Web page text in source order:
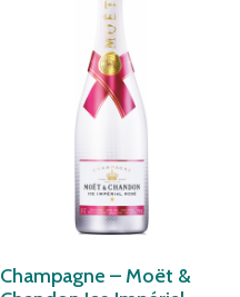
Champagne – Moët &